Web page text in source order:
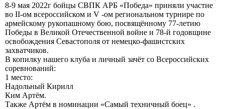
8-9 мая 2022г бойцы СВПК АРБ «Победа» приняли участие
во II-ом всероссийском и V -ом региональном турнире по
армейскому рукопашному бою, посвящённому 77-летию
Победы в Великой Отечественной войне и 78-й годовщине
освобождения Севастополя от немецко-фашистских
захватчиков.
В копилку нашего клуба и личный зачëт со Всероссийских
соревнований:
1 место:
Надольный Кирилл
Ким Артём.
Также Артём в номинации «Самый техничный боец» .